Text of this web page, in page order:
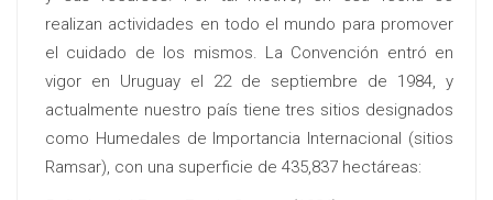
realizan actividades en todo el mundo para promover
el cuidado de los mismos. La Convención entró en
vigor en Uruguay el 22 de septiembre de 1984, y
actualmente nuestro país tiene tres sitios designados
como Humedales de Importancia Internacional (sitios
Ramsar), con una superficie de 435,837 hectáreas: